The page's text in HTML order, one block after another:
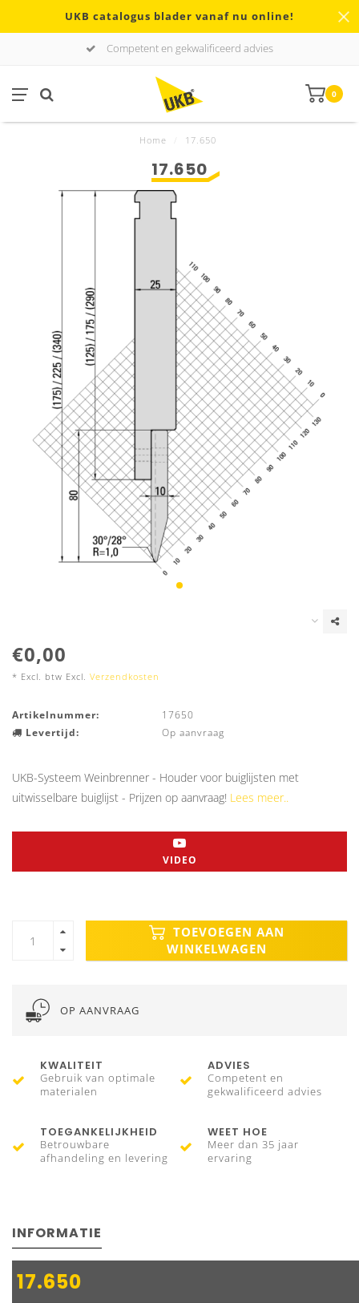
UKB catalogus blader vanaf nu online!
Competent en gekwalificeerd advies
0
Home 17.650
17.650
€0,00
* Excl. btw Excl. Verzendkosten
Artikelnummer:
17650
Levertijd:
Op aanvraag
UKB-Systeem Weinbrenner - Houder voor buiglijsten met
uitwisselbare buiglijst - Prijzen op aanvraag! Lees meer..
VIDEO
TOEVOEGEN AAN
WINKELWAGEN
OP AANVRAAG
KWALITEIT
Gebruik van optimale
materialen
ADVIES
Competent en
gekwalificeerd advies
TOEGANKELIJKHEID
Betrouwbare
afhandeling en levering
WEET HOE
Meer dan 35 jaar
ervaring
INFORMATIE
17.650